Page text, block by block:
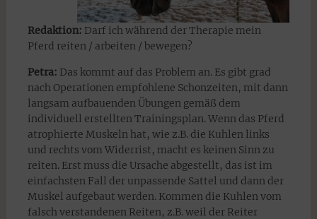
Redaktion: Darf ich während der Therapie mein
Pferd reiten / arbeiten / bewegen?
Petra: Das kommt auf das Problem an. Es gibt grad
nach Operationen empfohlene Schonzeiten, mit dann
langsam aufbauenden Übungen gemäß dem
individuell erstellten Trainingsplan. Wenn das Pferd
atrophierte Muskeln hat, wie z.B. die Kuhlen links
und rechts vom Widerrist, macht es keinen Sinn zu
reiten. Erst muss die Ursache abgestellt, das ist im
einfachsten Fall der unpassende Sattel und dann der
Muskel aufgebaut werden. Kommen die Kuhlen vom
falsch verstandenen Reiten, z.B. weil der Reiter